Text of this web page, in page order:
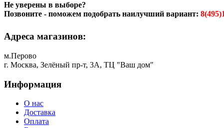
Не уверены в выборе?
Позвоните - поможем подобрать наилучший вариант:
Адреса магазинов:
м.Перово
г. Москва, Зелёный пр-т, 3А, ТЦ "Ваш дом"
Информация
О нас
Доставка
Оплата